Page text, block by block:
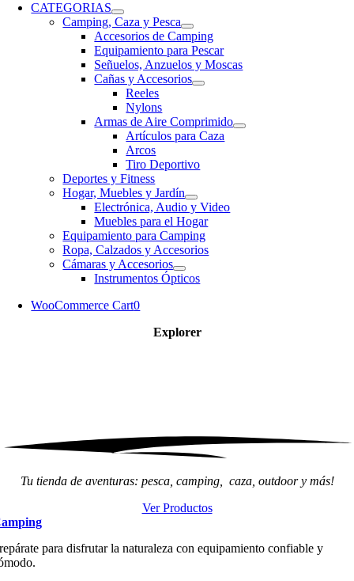
CATEGORIAS
Camping, Caza y Pesca
Accesorios de Camping
Equipamiento para Pescar
Señuelos, Anzuelos y Moscas
Cañas y Accesorios
Reeles
Nylons
Armas de Aire Comprimido
Artículos para Caza
Arcos
Tiro Deportivo
Deportes y Fitness
Hogar, Muebles y Jardín
Electrónica, Audio y Video
Muebles para el Hogar
Equipamiento para Camping
Ropa, Calzados y Accesorios
Cámaras y Accesorios
Instrumentos Ópticos
WooCommerce Cart0
Explorer
Tu tienda de aventuras: pesca, camping, caza, outdoor y más!
Ver Productos
para disfrutar la naturaleza con equipamiento confiable y